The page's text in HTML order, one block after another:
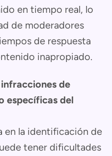
en tiempo real, lo
de moderadores
de respuesta
inapropiado.
de
específicas del
en la identificación de
tener dificultades